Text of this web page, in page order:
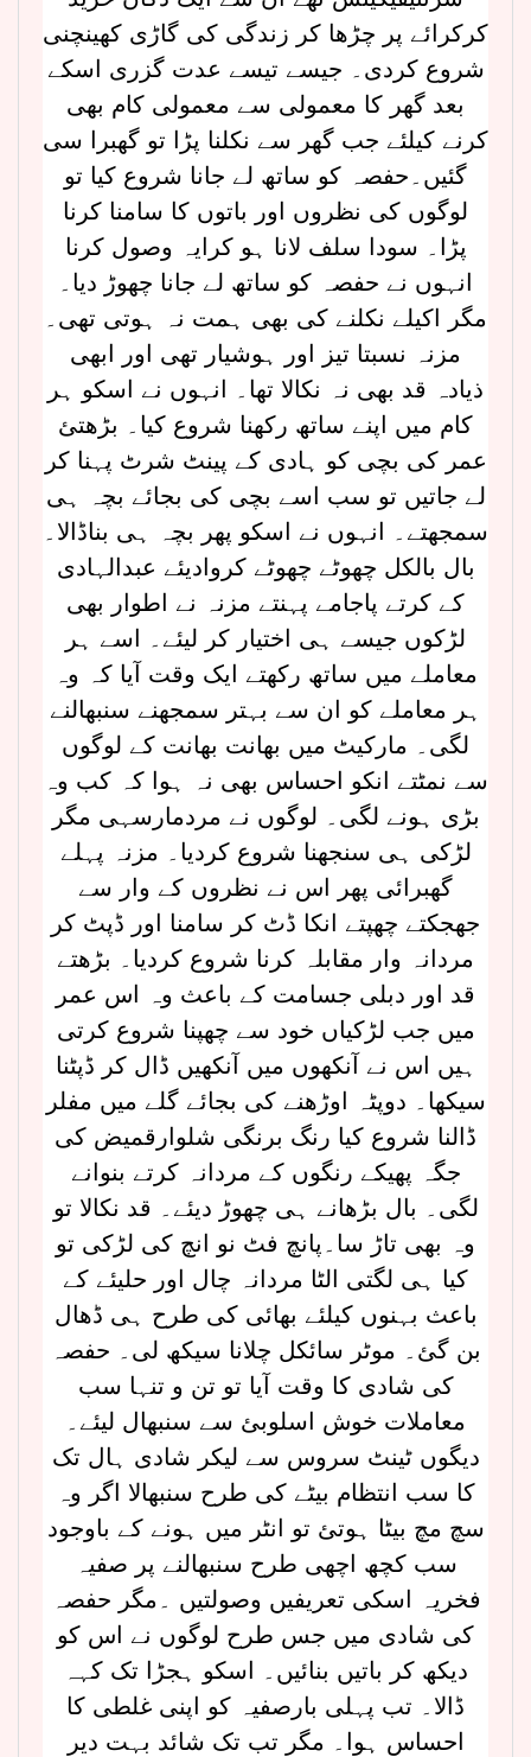
کرکرائے پر چڑھا کر زندگی کی گاڑی کھینچنی
شروع کردی۔ جیسے تیسے عدت گزری اسکے
بعد گھر کا معمولی سے معمولی کام بھی
کرنے کیلئے جب گھر سے نکلنا پڑا تو گھبرا سی
گئیں۔حفصہ کو ساتھ لے جانا شروع کیا تو
لوگوں کی نظروں اور باتوں کا سامنا کرنا
پڑا۔ سودا سلف لانا ہو کرایہ وصول کرنا
انہوں نے حفصہ کو ساتھ لے جانا چھوڑ دیا۔
مگر اکیلے نکلنے کی بھی ہمت نہ ہوتی تھی۔
مزنہ نسبتا تیز اور ہوشیار تھی اور ابھی
ذیادہ قد بھی نہ نکالا تھا۔ انہوں نے اسکو ہر
کام میں اپنے ساتھ رکھنا شروع کیا۔ بڑھتئ
عمر کی بچی کو ہادی کے پینٹ شرٹ پہنا کر
لے جاتیں تو سب اسے بچی کی بجائے بچہ ہی
سمجھتے۔ انہوں نے اسکو پھر بچہ ہی بناڈالا۔
بال بالکل چھوٹے چھوٹے کروادیئے عبدالہادی
کے کرتے پاجامے پہنتے مزنہ نے اطوار بھی
لڑکوں جیسے ہی اختیار کر لیئے۔ اسے ہر
معاملے میں ساتھ رکھتے ایک وقت آیا کہ وہ
ہر معاملے کو ان سے بہتر سمجھنے سنبھالنے
لگی۔ مارکیٹ میں بھانت بھانت کے لوگوں
سے نمٹتے انکو احساس بھی نہ ہوا کہ کب وہ
بڑی ہونے لگی۔ لوگوں نے مردمارسہی مگر
لڑکی ہی سنجھنا شروع کردیا۔ مزنہ پہلے
گھبرائی پھر اس نے نظروں کے وار سے
جھجکتے چھپتے انکا ڈٹ کر سامنا اور ڈپٹ کر
مردانہ وار مقابلہ کرنا شروع کردیا۔ بڑھتے
قد اور دبلی جسامت کے باعث وہ اس عمر
میں جب لڑکیاں خود سے چھپنا شروع کرتی
ہیں اس نے آنکھوں میں آنکھیں ڈال کر ڈپٹنا
سیکھا۔ دوپٹہ اوڑھنے کی بجائے گلے میں مفلر
ڈالنا شروع کیا رنگ برنگی شلوارقمیض کی
جگہ پھیکے رنگوں کے مردانہ کرتے بنوانے
لگی۔ بال بڑھانے ہی چھوڑ دیئے۔ قد نکالا تو
وہ بھی تاڑ سا۔پانچ فٹ نو انچ کی لڑکی تو
کیا ہی لگتی الٹا مردانہ چال اور حلیئے کے
باعث بہنوں کیلئے بھائی کی طرح ہی ڈھال
بن گئ۔ موٹر سائکل چلانا سیکھ لی۔ حفصہ
کی شادی کا وقت آیا تو تن و تنہا سب
معاملات خوش اسلوبئ سے سنبھال لیئے۔
دیگوں ٹینٹ سروس سے لیکر شادی ہال تک
کا سب انتظام بیٹے کی طرح سنبھالا اگر وہ
سچ مچ بیٹا ہوتئ تو انٹر میں ہونے کے باوجود
سب کچھ اچھی طرح سنبھالنے پر صفیہ
فخریہ اسکی تعریفیں وصولتیں ۔مگر حفصہ
کی شادی میں جس طرح لوگوں نے اس کو
دیکھ کر باتیں بنائیں۔ اسکو ہجڑا تک کہہ
ڈالا۔ تب پہلی بارصفیہ کو اپنی غلطی کا
احساس ہوا۔ مگر تب تک شائد بہت دیر